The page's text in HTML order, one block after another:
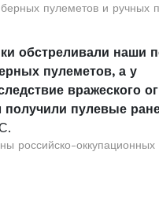
пулеметов и ручных
обстреливали наши
пулеметов, а у
вражеского
пулевые
российско-оккупационных